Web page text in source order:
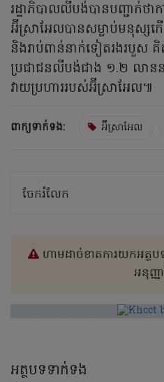
រដ្ឋាភិបាលលីបង់បានបញ្ជាក់
អ៊ីស្រាអែលបានសម្លាប់មនុស្
និងរាប់ពាន់នាក់ទៀតរងរបួស គិ
ប្រជាជនលីបង់ជាង ១.២ លានន
វាយប្រហាររបស់អ៊ីស្រាអែល៕
ពាក្យទាក់ទង: អ៊ីស្រាអែល
ចែករំលែក
ហាមដាច់ខាតការយកអត្ថ
អនុញ្ញ
អត្ថបទទាក់ទង